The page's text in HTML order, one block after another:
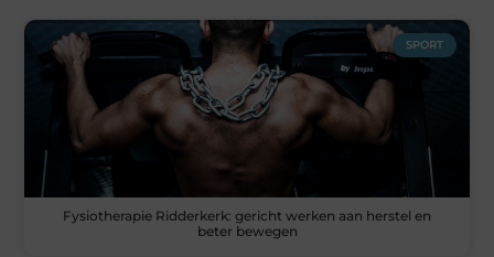
SPORT
Fysiotherapie Ridderkerk: gericht werken aan herstel en
beter bewegen